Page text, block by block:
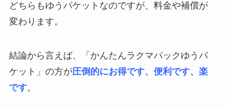
どちらもゆうパケットなのですが、料金や補償が
変わります。
結論から言えば、「かんたんラクマパックゆうパ
ケット」の方が圧倒的にお得です、便利です、楽
です。